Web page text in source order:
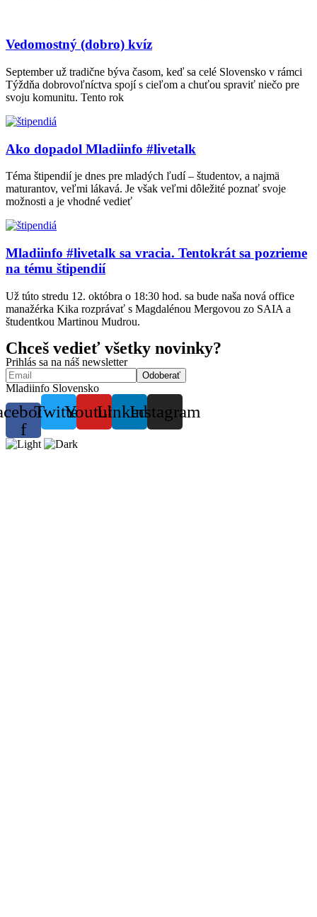
Vedomostný (dobro) kvíz
September už tradične býva časom, keď sa celé Slovensko v rámci
Týždňa dobrovoľníctva spojí s cieľom a chuťou spraviť niečo pre
svoju komunitu. Tento rok
Ako dopadol Mladiinfo #livetalk
Téma štipendií je dnes pre mladých ľudí – študentov, a najmä
maturantov, veľmi lákavá. Je však veľmi dôležité poznať svoje
možnosti a je vhodné vedieť
Mladiinfo #livetalk sa vracia. Tentokrát sa pozrieme
na tému štipendií
Už túto stredu 12. októbra o 18:30 hod. sa bude naša nová office
manažérka Kika rozprávať s Magdalénou Mergovou zo SAIA a
študentkou Martinou Mudrou.
Chceš vedieť všetky novinky?
Prihlás sa na náš newsletter
Mladiinfo Slovensko
f
TwitterYoutubeLinkedinInstagram